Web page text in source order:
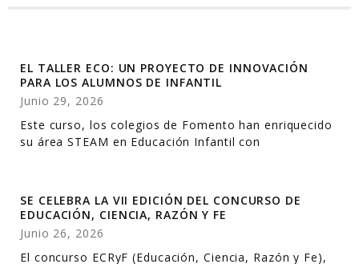
EL TALLER ECO: UN PROYECTO DE INNOVACIÓN
PARA LOS ALUMNOS DE INFANTIL
Junio 29, 2026
Este curso, los colegios de Fomento han enriquecido
su área STEAM en Educación Infantil con
SE CELEBRA LA VII EDICIÓN DEL CONCURSO DE
EDUCACIÓN, CIENCIA, RAZÓN Y FE
Junio 26, 2026
El concurso ECRyF (Educación, Ciencia, Razón y Fe),